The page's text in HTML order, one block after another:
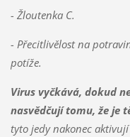
- Žloutenka C.
- Přecitlivělost na
potíže.
Virus vyčkává, dokud
nasvědčují tomu, že je
tyto jedy nakonec